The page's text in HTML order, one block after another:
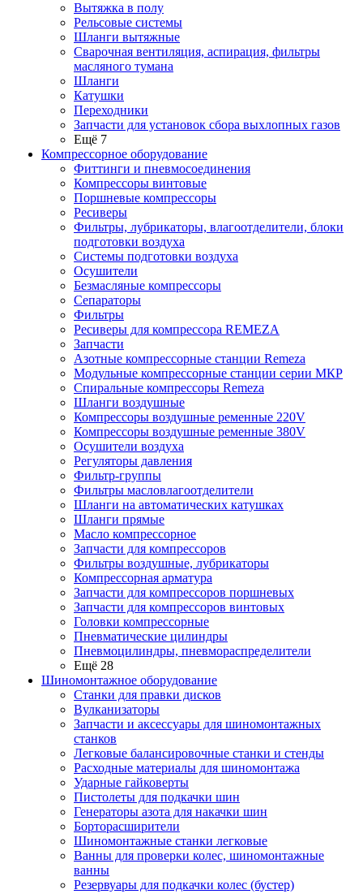
Вытяжка в полу
Рельсовые системы
Шланги вытяжные
Сварочная вентиляция, аспирация, фильтры
масляного тумана
Шланги
Катушки
Переходники
Запчасти для установок сбора выхлопных газов
Ещё 7
Компрессорное оборудование
Фиттинги и пневмосоединения
Компрессоры винтовые
Поршневые компрессоры
Ресиверы
Фильтры, лубрикаторы, влагоотделители, блоки
подготовки воздуха
Системы подготовки воздуха
Осушители
Безмасляные компрессоры
Сепараторы
Фильтры
Ресиверы для компрессора REMEZA
Запчасти
Азотные компрессорные станции Remeza
Модульные компрессорные станции серии МКР
Спиральные компрессоры Remeza
Шланги воздушные
Компрессоры воздушные ременные 220V
Компрессоры воздушные ременные 380V
Осушители воздуха
Регуляторы давления
Фильтр-группы
Фильтры масловлагоотделители
Шланги на автоматических катушках
Шланги прямые
Масло компрессорное
Запчасти для компрессоров
Фильтры воздушные, лубрикаторы
Компрессорная арматура
Запчасти для компрессоров поршневых
Запчасти для компрессоров винтовых
Головки компрессорные
Пневматические цилиндры
Пневмоцилиндры, пневмораспределители
Ещё 28
Шиномонтажное оборудование
Станки для правки дисков
Вулканизаторы
Запчасти и аксессуары для шиномонтажных
станков
Легковые балансировочные станки и стенды
Расходные материалы для шиномонтажа
Ударные гайковерты
Пистолеты для подкачки шин
Генераторы азота для накачки шин
Борторасширители
Шиномонтажные станки легковые
Ванны для проверки колес, шиномонтажные
ванны
Резервуары для подкачки колес (бустер)